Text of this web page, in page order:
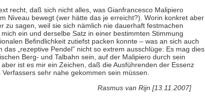
recht, daß sich nicht alles, was Gianfrancesco Malipiero
Niveau bewegt (wer hätte das je erreicht?). Worin konkret aber
zu sagen, weil sie sich nämlich nie dauerhaft festmachen
ein und derselbe Satz in einer bestimmten Stimmung
Befindlichkeit zutiefst packen konnte – was an sich auch
„rezeptive Pendel” nicht so extrem ausschlüge: Es mag dies
Berg- und Talbahn sein, auf der Malipiero durch sein
ist es mir ein Zeichen, daß die Ausführenden der Essenz
sehr nahe gekommen sein müssen.
Rasmus van Rijn [13.11.2007]